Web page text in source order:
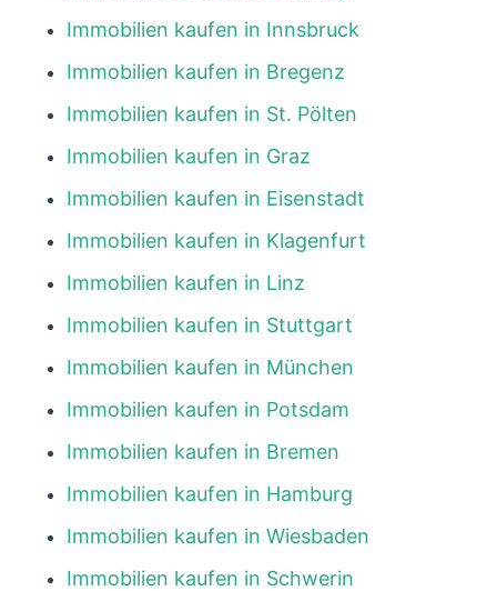
Immobilien kaufen in Innsbruck
Immobilien kaufen in Bregenz
Immobilien kaufen in St. Pölten
Immobilien kaufen in Graz
Immobilien kaufen in Eisenstadt
Immobilien kaufen in Klagenfurt
Immobilien kaufen in Linz
Immobilien kaufen in Stuttgart
Immobilien kaufen in München
Immobilien kaufen in Potsdam
Immobilien kaufen in Bremen
Immobilien kaufen in Hamburg
Immobilien kaufen in Wiesbaden
Immobilien kaufen in Schwerin